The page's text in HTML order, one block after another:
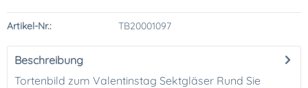
Artikel-Nr.: TB20001097
Beschreibung
Tortenbild zum Valentinstag Sektgläser Rund Sie